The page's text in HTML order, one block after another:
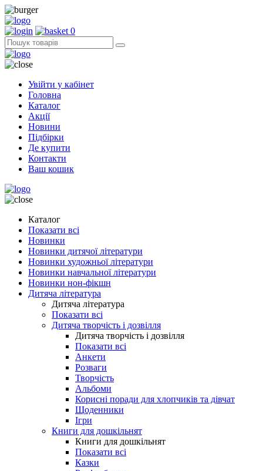
0
Увійти у кабінет
Головна
Каталог
Акції
Новини
Підбірки
Де купити
Контакти
Ваш кошик
Каталог
Показати всі
Новинки
Новинки дитячої літератури
Новинки художньої літератури
Новинки навчальної літератури
Новинки нон-фікшн
Дитяча література
Дитяча література
Показати всі
Дитяча творчість і дозвілля
Дитяча творчість і дозвілля
Показати всі
Анкети
Розваги
Творчість
Альбоми
Корисні поради для хлопчиків та дівчат
Щоденники
Ігри
Книги для дошкільнят
Книги для дошкільнят
Показати всі
Казки